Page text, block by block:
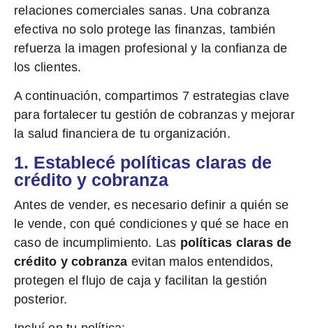
relaciones comerciales sanas. Una cobranza
efectiva no solo protege las finanzas, también
refuerza la imagen profesional y la confianza de
los clientes.
A continuación, compartimos 7 estrategias clave
para fortalecer tu gestión de cobranzas y mejorar
la salud financiera de tu organización.
1. Establecé políticas claras de
crédito y cobranza
Antes de vender, es necesario definir a quién se
le vende, con qué condiciones y qué se hace en
caso de incumplimiento. Las políticas claras de
crédito y cobranza evitan malos entendidos,
protegen el flujo de caja y facilitan la gestión
posterior.